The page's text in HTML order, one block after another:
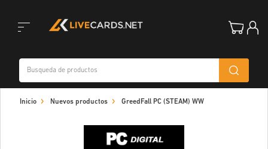
Inicio Nuevos productos GreedFall PC (STEAM) WW